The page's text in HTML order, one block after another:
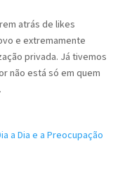
atrás de likes
e extremamente
privada. Já tivemos
não está só em quem